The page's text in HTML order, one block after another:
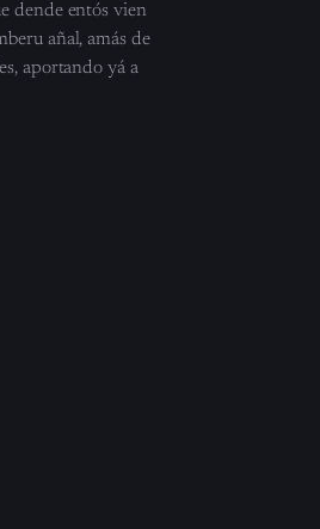
dende entós vien
añal, amás de
aportando yá a